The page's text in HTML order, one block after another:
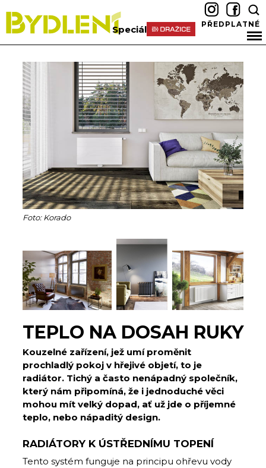
Speciál PŘEDPLATNÉ
Foto: Korado
TEPLO NA DOSAH RUKY
Kouzelné zařízení, jež umí proměnit
prochladlý pokoj v hřejivé objetí, to je
radiátor. Tichý a často nenápadný společník,
který nám připomíná, že i jednoduché věci
mohou mít velký dopad, ať už jde o příjemné
teplo, nebo nápaditý design.
RADIÁTORY K ÚSTŘEDNÍMU TOPENÍ
Tento systém funguje na principu ohřevu vody